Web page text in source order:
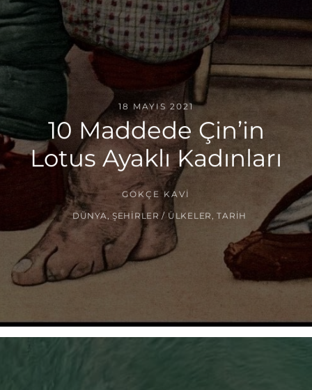
18 MAYIS 2021
10 Maddede Çin’in
Lotus Ayaklı Kadınları
GÖKÇE KAVI
DÜNYA ,ŞEHIRLER / ÜLKELER ,TARIH